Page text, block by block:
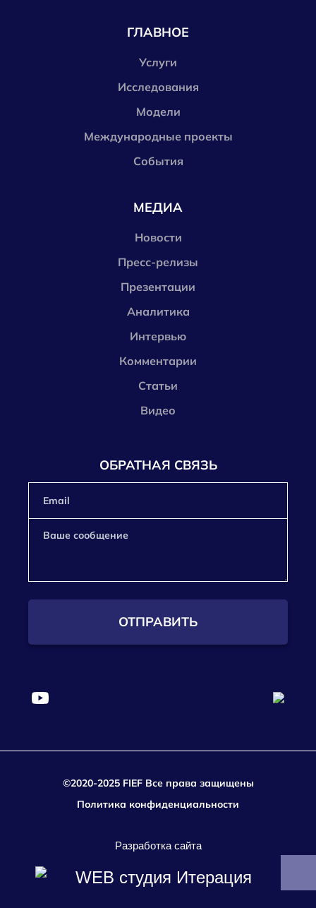
ГЛАВНОЕ
Услуги
Исследования
Модели
Международные проекты
События
МЕДИА
Новости
Пресс-релизы
Презентации
Аналитика
Интервью
Комментарии
Статьи
Видео
ОБРАТНАЯ СВЯЗЬ
ОТПРАВИТЬ
©2020-2025 FIEF Все права защищены
Политика конфиденциальности
Разработка сайта